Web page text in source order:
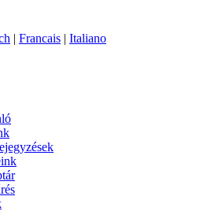
| Francais | Italiano